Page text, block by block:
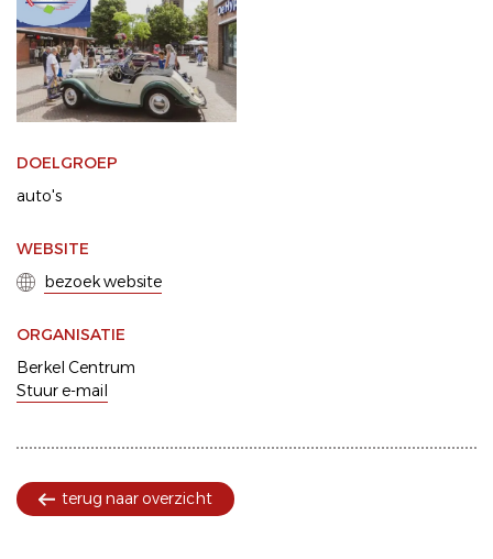
DOELGROEP
auto's
WEBSITE
bezoek website
ORGANISATIE
Berkel Centrum
Stuur e-mail
terug naar overzicht